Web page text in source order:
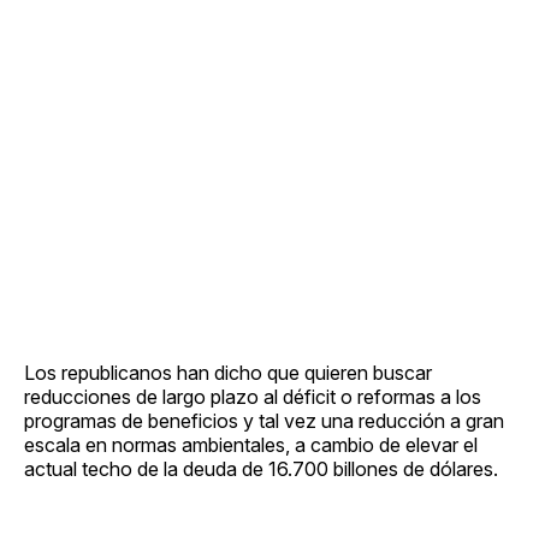
Los republicanos han dicho que quieren buscar
reducciones de largo plazo al déficit o reformas a los
programas de beneficios y tal vez una reducción a gran
escala en normas ambientales, a cambio de elevar el
actual techo de la deuda de 16.700 billones de dólares.